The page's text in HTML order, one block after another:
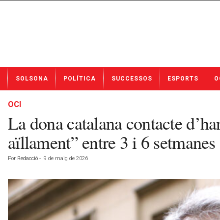
t
SOLSONA POLÍTICA SUCCESSOS ESPORTS
OCI
La dona catalana contacte
aïllament” entre 3 i 6 setmanes
Por Redacció - 9 de maig de 2026